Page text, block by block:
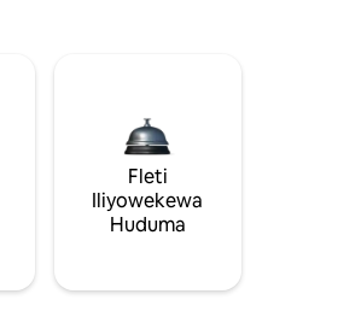
Fleti
Iliyowekewa
Huduma